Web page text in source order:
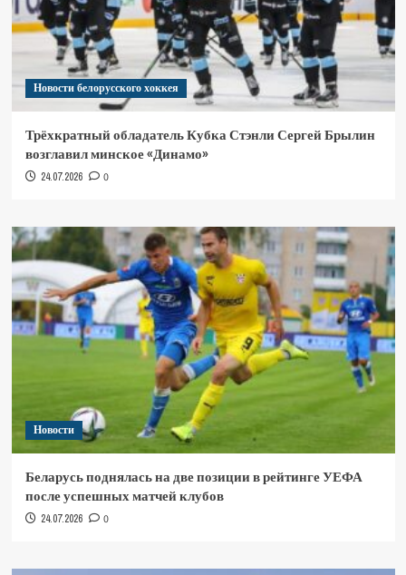
Новости белорусского хоккея
Трёхкратный обладатель Кубка Стэнли Сергей Брылин
возглавил минское «Динамо»
24.07.2026 0
Новости
Беларусь поднялась на две позиции в рейтинге УЕФА
после успешных матчей клубов
24.07.2026 0